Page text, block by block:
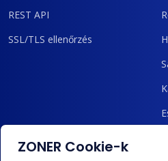
REST API
SSL/TLS ellenőrzés
Adminisztráció
ZONER Cookie-k